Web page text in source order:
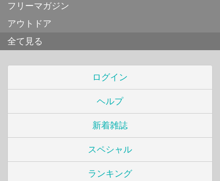
フリーマガジン
アウトドア
全て見る
ログイン
ヘルプ
新着雑誌
スペシャル
ランキング